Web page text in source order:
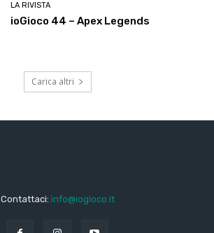
LA RIVISTA
ioGioco 44 – Apex Legends
Carica altri
Contattaci: info@iogioco.it